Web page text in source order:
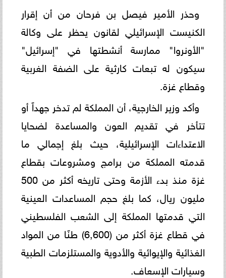
وحذر الأمير فيصل بن فرحان من أن إقرار
الكنيست الإسرائيلي لقانون يحظر على وكالة
"الأونروا" ممارسة أنشطتها في "إسرائيل"
سيكون له تبعات كارثية على الضفة الغربية
وقطاع غزة.
وأكد وزير الخارجية، أن المملكة لم تدخر جهداً أو
تتأخر في تقديم العون والمساعدة لضحايا
الاعتداءات الإسرائيلية، حيث بلغ إجمالي ما
قدمته المملكة من برامج ومشروعات بقطاع
غزة منذ بدء الأزمة وحتى تاريخه أكثر من 500
مليون ريال، كما بلغ حجم المساعدات العينية
التي قدمتها المملكة إلى الشعب الفلسطيني
في قطاع غزة أكثر من (6,600) طنًا من المواد
الغذائية والإيوائية والأدوية والمستلزمات الطبية
وسيارات الإسعاف.